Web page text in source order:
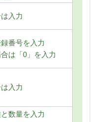
入力
番号を入力
は「0」を入力
入力
数量を入力